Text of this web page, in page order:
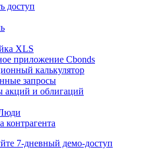
доступ
XLS
приложение Cbonds
калькулятор
запросы
акций и облигаций
контрагента
7-дневный демо-доступ